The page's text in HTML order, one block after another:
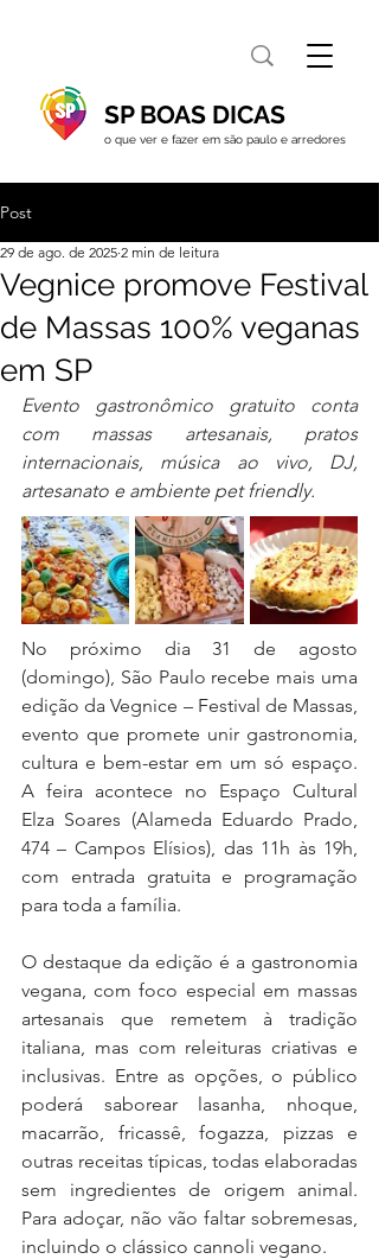
SP BOAS DICAS
o que ver e fazer em são paulo e arredores
Post
Vegnice promove Festival
de Massas 100% veganas
em SP
29 de ago. de 2025 2 min de leitura
Evento gastronômico gratuito conta
com massas artesanais, pratos
internacionais, música ao vivo, DJ,
artesanato e ambiente pet friendly.
No próximo dia 31 de agosto
(domingo), São Paulo recebe mais uma
edição da Vegnice – Festival de Massas,
evento que promete unir gastronomia,
cultura e bem-estar em um só espaço.
A feira acontece no Espaço Cultural
Elza Soares (Alameda Eduardo Prado,
474 – Campos Elísios), das 11h às 19h,
com entrada gratuita e programação
para toda a família.
O destaque da edição é a gastronomia
vegana, com foco especial em massas
artesanais que remetem à tradição
italiana, mas com releituras criativas e
inclusivas. Entre as opções, o público
poderá saborear lasanha, nhoque,
macarrão, fricassê, fogazza, pizzas e
outras receitas típicas, todas elaboradas
sem ingredientes de origem animal.
Para adoçar, não vão faltar sobremesas,
incluindo o clássico cannoli vegano.